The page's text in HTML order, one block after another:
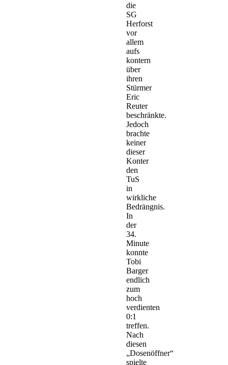
die
SG
Herforst
vor
allem
aufs
kontern
über
ihren
Stürmer
Eric
Reuter
beschränkte.
Jedoch
brachte
keiner
dieser
Konter
den
TuS
in
wirkliche
Bedrängnis.
In
der
34.
Minute
konnte
Tobi
Barger
endlich
zum
hoch
verdienten
0:1
treffen.
Nach
diesen
„Dosenöffner“
spielte